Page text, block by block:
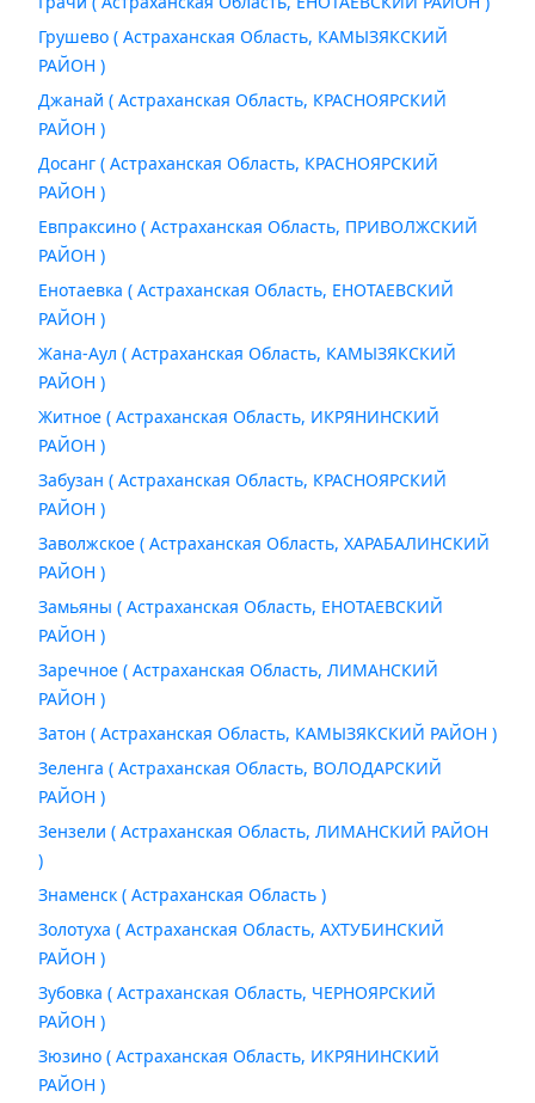
Грушево ( Астраханская Область, КАМЫЗЯКСКИЙ
РАЙОН )
Джанай ( Астраханская Область, КРАСНОЯРСКИЙ
РАЙОН )
Досанг ( Астраханская Область, КРАСНОЯРСКИЙ
РАЙОН )
Евпраксино ( Астраханская Область, ПРИВОЛЖСКИЙ
РАЙОН )
Енотаевка ( Астраханская Область, ЕНОТАЕВСКИЙ
РАЙОН )
Жана-Аул ( Астраханская Область, КАМЫЗЯКСКИЙ
РАЙОН )
Житное ( Астраханская Область, ИКРЯНИНСКИЙ
РАЙОН )
Забузан ( Астраханская Область, КРАСНОЯРСКИЙ
РАЙОН )
Заволжское ( Астраханская Область, ХАРАБАЛИНСКИЙ
РАЙОН )
Замьяны ( Астраханская Область, ЕНОТАЕВСКИЙ
РАЙОН )
Заречное ( Астраханская Область, ЛИМАНСКИЙ
РАЙОН )
Затон ( Астраханская Область, КАМЫЗЯКСКИЙ РАЙОН )
Зеленга ( Астраханская Область, ВОЛОДАРСКИЙ
РАЙОН )
Зензели ( Астраханская Область, ЛИМАНСКИЙ РАЙОН
)
Знаменск ( Астраханская Область )
Золотуха ( Астраханская Область, АХТУБИНСКИЙ
РАЙОН )
Зубовка ( Астраханская Область, ЧЕРНОЯРСКИЙ
РАЙОН )
Зюзино ( Астраханская Область, ИКРЯНИНСКИЙ
РАЙОН )